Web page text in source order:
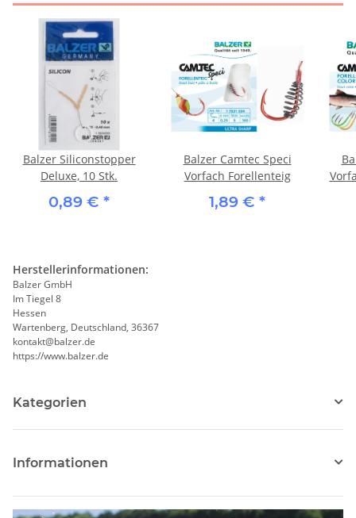
Balzer Siliconstopper
Deluxe, 10 Stk.
0,89 € *
Balzer Camtec Speci
Vorfach Forellenteig
1,89 € *
Herstellerinformationen:
Balzer GmbH
Im Tiegel 8
Hessen
Wartenberg, Deutschland, 36367
kontakt@balzer.de
https://www.balzer.de
Kategorien
Informationen